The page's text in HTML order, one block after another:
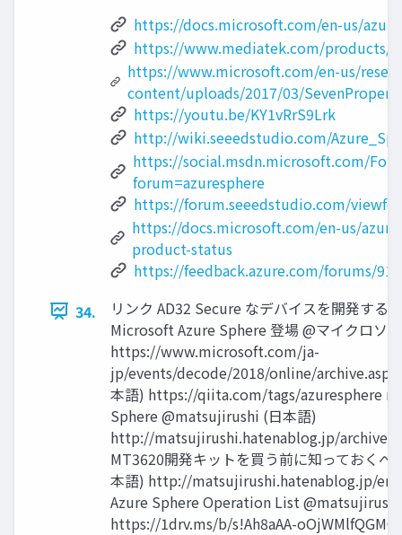
https://docs.microsoft.com/en-us/
https://www.mediatek.com/products/
https://www.microsoft.com/en-us/
content/uploads/2017/03/
https://youtu.be/KY1vRrS9Lrk
http://wiki.seeedstudio.com/
https://social.msdn.microsoft.com/
forum=azuresphere
https://forum.seeedstudio.com/
https://docs.microsoft.com/en-us/
product-status
https://feedback.azure.com/forums/
34.
リンク AD32 Secure なデバイスを開発する
Microsoft Azure Sphere 登場 @マイクロソ
https://www.microsoft.com/ja-
jp/events/decode/2018/online/archive.aspx
本語) https://qiita.com/tags/azuresphere
Sphere @matsujirushi (日本語)
http://matsujirushi.hatenablog.jp/archive/
MT3620開発キットを買う前に知っておく
本語) http://matsujirushi.hatenablog.jp/
Azure Sphere Operation List
https://1drv.ms/b/s!Ah8aAA-